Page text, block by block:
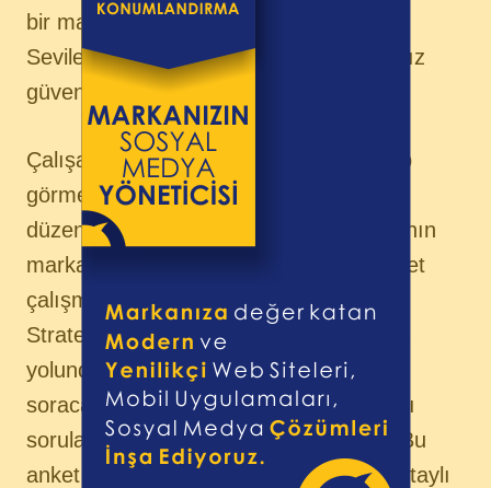
bir marka haline getirmeniz gerekiyor.
Sevilen marka olmadığı zaman markanız
güvencede olmuyor.
Çalışanlarınızın sizi marka olarak görüp
görmediğini anlamak için bir anket
düzenlemelisiniz. Çalışanlarınızın firmanın
marka/larına karşı tutumları ile ilgili anket
çalışması yaptığınızda “Marka
Stratejilerinizin ne olduğu?” Marka olma
yolunda kendinize ve çalışanlarınıza
soracağınız ilk sorudur. Bunun için farklı
sorulardan oluşan anketler mevcuttur. Bu
anket sonucuna göre çalışanlarınıza detaylı